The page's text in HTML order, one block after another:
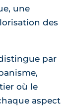
une
des
par
où le
aspect